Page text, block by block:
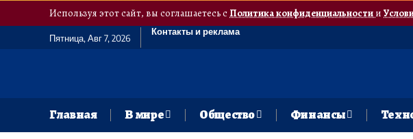
Используя этот сайт, вы соглашаетесь сПолитика конфиденциальностии
Пятница, Авг 7, 2026
Контакты и реклама
Главная В мире Общество Финансы